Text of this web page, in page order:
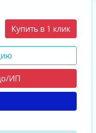
Купить в 1 клик
ИП